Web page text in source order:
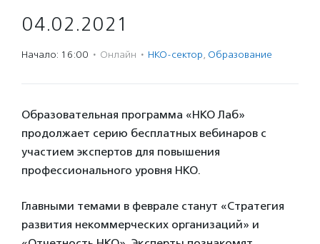
04.02.2021
Начало: 16:00 · Онлайн · НКО-сектор, Образование
Образовательная программа «НКО Лаб»
продолжает серию бесплатных вебинаров с
участием экспертов для повышения
профессионального уровня НКО.
Главными темами в феврале станут «Стратегия
развития некоммерческих организаций» и